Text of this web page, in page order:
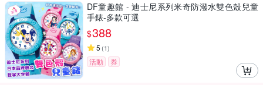
DF童趣館 - 迪士尼系列米奇防潑水雙色殼兒童
手錶-多款可選
$388
5 (1)
活動 券